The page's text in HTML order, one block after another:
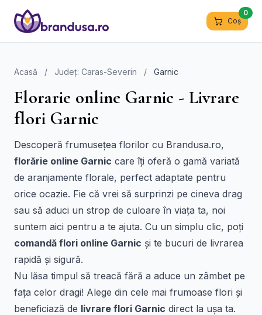
Coș
0
Acasă / Județ: Caras-Severin / Garnic
Florarie online Garnic - Livrare
flori Garnic
Descoperă frumusețea florilor cu Brandusa.ro,
florărie online Garnic care îți oferă o gamă variată
de aranjamente florale, perfect adaptate pentru
orice ocazie. Fie că vrei să surprinzi pe cineva drag
sau să aduci un strop de culoare în viața ta, noi
suntem aici pentru a te ajuta. Cu un simplu clic, poți
comandă flori online Garnic și te bucuri de livrarea
rapidă și sigură.
Nu lăsa timpul să treacă fără a aduce un zâmbet pe
fața celor dragi! Alege din cele mai frumoase flori și
beneficiază de livrare flori Garnic direct la ușa ta.